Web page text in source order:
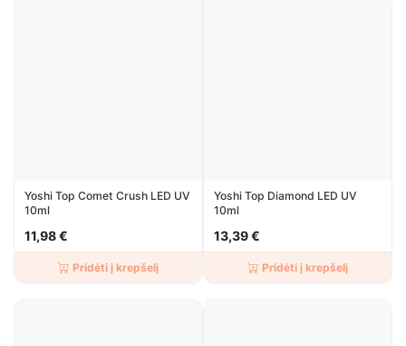
Yoshi Top Comet Crush LED UV
10ml
11,98 €
Pridėti į krepšelį
Yoshi Top Diamond LED UV
10ml
13,39 €
Pridėti į krepšelį